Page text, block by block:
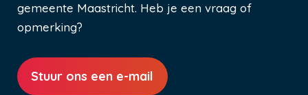
gemeente Maastricht. Heb je een vraag of
opmerking?
Stuur ons een e-mail